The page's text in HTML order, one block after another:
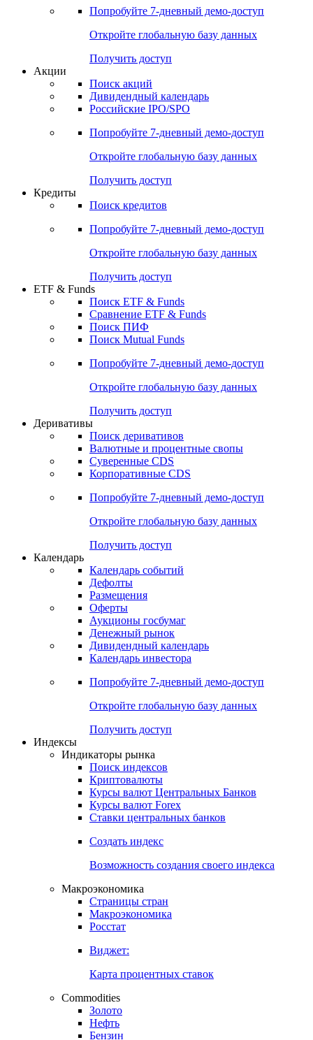
Cbonds Pages
Опросы
Попробуйте7-дневный
Откройте глобальную базу данных
Получить доступ
Поиск акций
Российские IPO/SPO
Попробуйте7-дневный
Откройте глобальную базу данных
Получить доступ
Поиск кредитов
Попробуйте7-дневный
Откройте глобальную базу данных
Получить доступ
ETF & Funds
Сравнение ETF & Funds
Поиск Mutual Funds
Попробуйте7-дневный
Откройте глобальную базу данных
Получить доступ
Деривативы
Валютные и процентные свопы
Корпоративные CDS
Попробуйте7-дневный
Откройте глобальную базу данных
Получить доступ
Календарь
Календарь событий
Дефолты
Размещения
Оферты
Денежный рынок
Календарь инвестора
Попробуйте7-дневный
Откройте глобальную базу данных
Получить доступ
Индикаторы рынка
Поиск индексов
Курсы валют Центральных Банков
Ставки центральных банков
Создать индекс
Возможность создания своего индекса
Страницы стран
Росстат
Виджет:
Карта процентных ставок